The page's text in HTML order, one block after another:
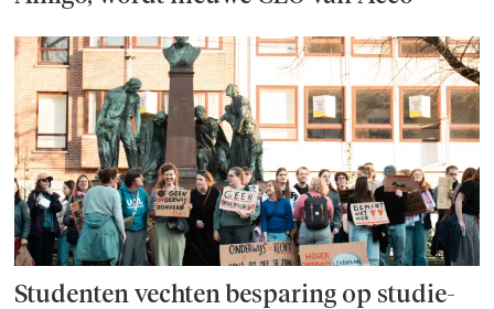
Studenten vechten besparing op studie­